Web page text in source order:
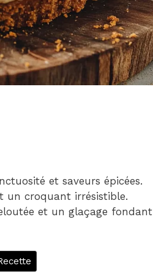
et saveurs épicées.
un croquant irrésistible.
et un glaçage fondant